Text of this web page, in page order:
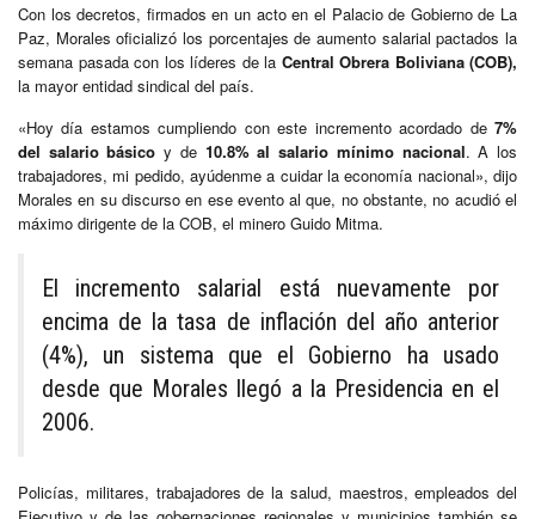
Con los decretos, firmados en un acto en el Palacio de Gobierno de La
Paz, Morales oficializó los porcentajes de aumento salarial pactados la
semana pasada con los líderes de la Central Obrera Boliviana (COB),
la mayor entidad sindical del país.
«Hoy día estamos cumpliendo con este incremento acordado de 7%
del salario básico y de10.8% al salario mínimo nacional. A los
trabajadores, mi pedido, ayúdenme a cuidar la economía nacional», dijo
Morales en su discurso en ese evento al que, no obstante, no acudió el
máximo dirigente de la COB, el minero Guido Mitma.
El incremento salarial está nuevamente por
encima de la tasa de inflación del año anterior
(4%), un sistema que el Gobierno ha usado
desde que Morales llegó a la Presidencia en el
2006.
Policías, militares, trabajadores de la salud, maestros, empleados del